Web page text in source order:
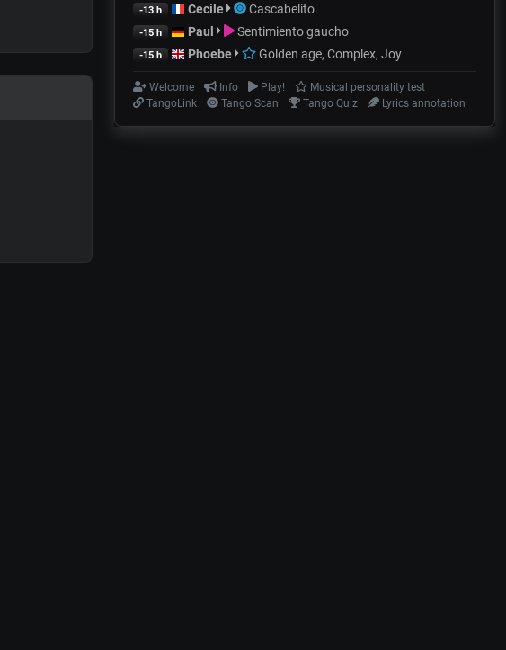
-13 h Cecile Cascabelito
-15 h Paul Sentimiento gaucho
-15 h Phoebe Golden age, Complex, Joy
Welcome Info Play!
Musical personality test
TangoLink
Tango Scan Tango Quiz Lyrics annotation